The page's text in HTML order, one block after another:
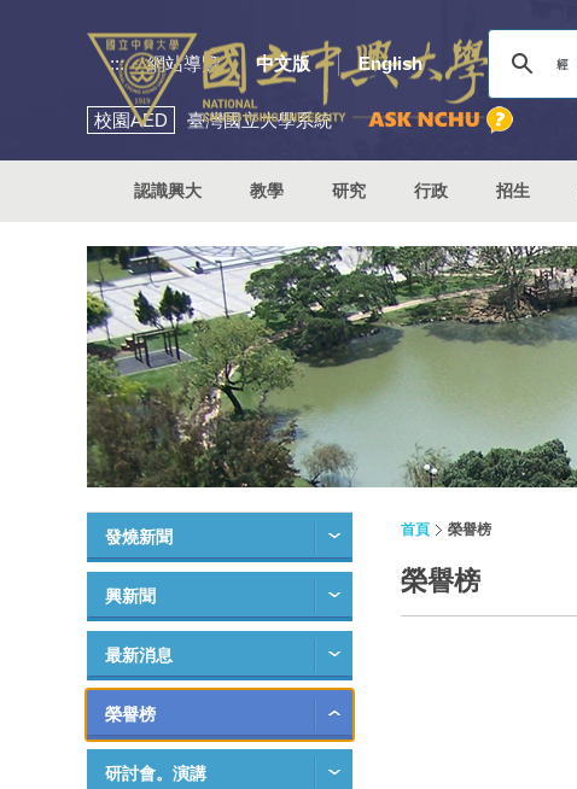
::: 網站導覽 中文版 English
校園AED 臺灣國立大學系統
認識興大 教學 研究 行政 招生
發燒新聞
興新聞
最新消息
榮譽榜
研討會。演講
首頁 榮譽榜
榮譽榜